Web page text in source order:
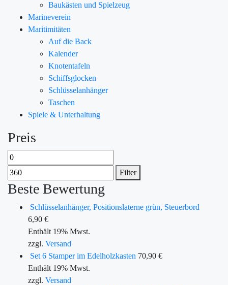
Baukästen und Spielzeug
Marineverein
Maritimitäten
Auf die Back
Kalender
Knotentafeln
Schiffsglocken
Schlüsselanhänger
Taschen
Spiele & Unterhaltung
Preis
Filter
Beste Bewertung
Schlüsselanhänger, Positionslaterne grün, Steuerbord
6,90 €
Enthält 19% Mwst.
zzgl. Versand
Set 6 Stamper im Edelholzkasten 70,90 €
Enthält 19% Mwst.
zzgl. Versand